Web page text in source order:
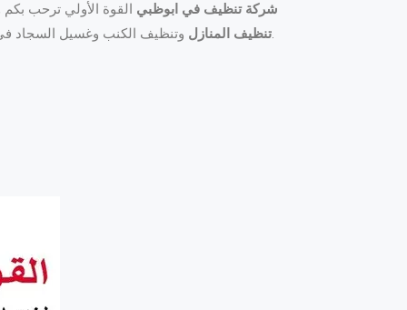
شركة تنظيف في ابوظبي القوة الأولي ترحب بكم
تنظيف المنازلوتنظيف الكنب وغسيل السجاد في متناول الجميع.